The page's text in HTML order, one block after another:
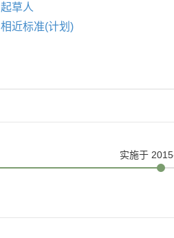
起草人
相近标准(计划)
实施于